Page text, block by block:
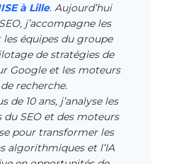
à Lille. Aujourd’hui
j’accompagne les
les équipes du groupe
de stratégies de
Google et les moteurs
de recherche.
de 10 ans, j’analyse les
du SEO et des moteurs
pour transformer les
algorithmiques et l’IA